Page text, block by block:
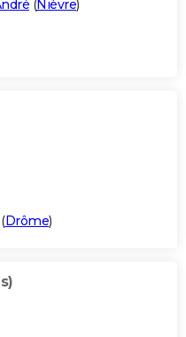
(Nièvre)
(Drôme)